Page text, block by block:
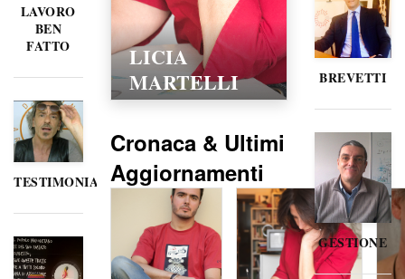
LAVORO
BEN
FATTO
TESTIMONIANZE
LICIA
MARTELLI
Cronaca & Ultimi
Aggiornamenti
BREVETTI
GESTIONE